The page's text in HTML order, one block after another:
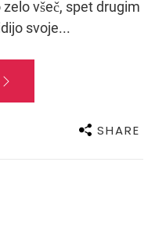
všeč, spet drugim
svoje...
SHARE